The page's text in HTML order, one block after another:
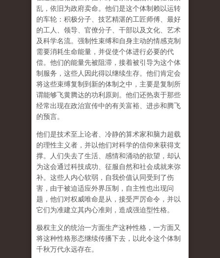
乱，依旧为政府卖命。他们是这个体制赖以运转
的车轮：积极分子、技艺精湛的工匠师傅、最好
的工人、领导、官僚分子、干部以及文化、艺术
及科学名流。强制性束缚和自身主动的情感克制
需要消耗生命能量，并促使个体进行必要的代
偿。他们的能量先被阻滞，接着被引导为这个体
制服务，这些人因此得以继续生存。 他们肯定会
将这些束缚复制到新的体制之中，主要是复制所
谓能够飞黄腾达的功利原则 。他们还热衷于那些
经常出现在政治宣传中的有关富裕、进步和腾飞
的预言。
他们是技术至上论者、冷静的算术家和脑力超载
的理性主义者，并以他们对科学的信仰来获得支
撑。人们失去了生活、感情和涌动的欲望，却认
为这会通过科技成功、征服自然和社会成就来弥
补。这些人内心软弱，自我价值认同受到了伤
害，由于被迫适应外界压制，自主性也出现问
题，他们对权威唯命是从，接受严厉命令，并以
它们为准建立其内心准则，造成强迫型性格。
极权主义的统治一方面生产这种性格，一方面又
将这种性格形态继续传播下去，以此令这个体制
千秋万代永远存在。